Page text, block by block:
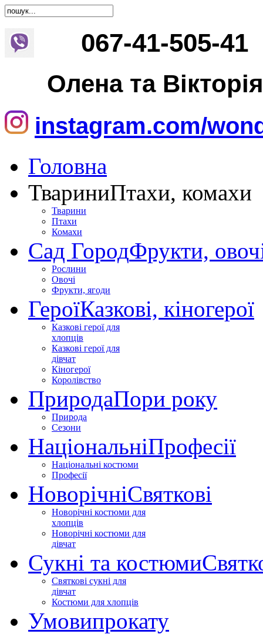
067-41-505-41
Олена та Вікторія
instagram.com/
Головна
ТвариниПтахи, комахи
Тварини
Птахи
Комахи
Сад ГородФрукти,
Рослини
Овочі
Фрукти, ягоди
ГероїКазкові, кіногерої
Казкові герої для
хлопців
Казкові герої для
дівчат
Кіногерої
Королівство
ПриродаПори року
Природа
Сезони
НаціональніПрофесії
Національні костюми
Професії
НоворічніСвяткові
Новорічні костюми для
хлопців
Новорічні костюми для
дівчат
Сукні та костюми
Святкові сукні для
дівчат
Костюми для хлопців
Умовипрокату